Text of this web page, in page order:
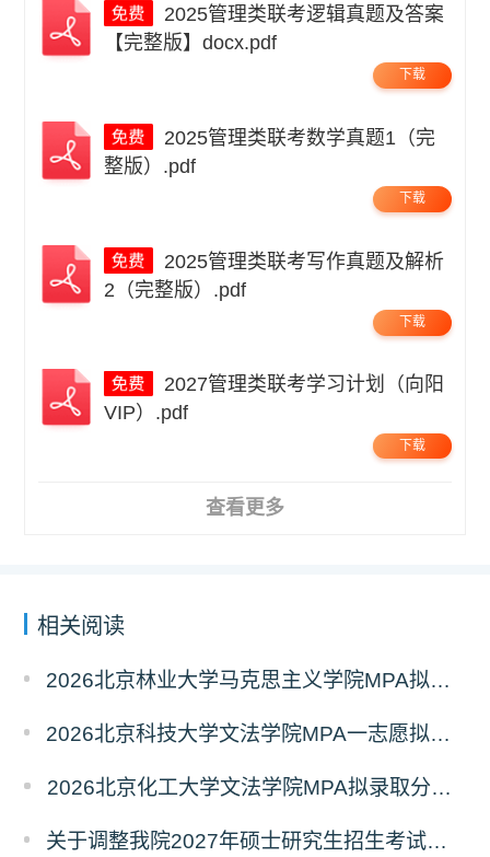
【完整版】docx.pdf
下载
整版）.pdf
下载
2（完整版）.pdf
下载
VIP）.pdf
下载
查看更多
相关阅读
2026北京林业大学马克思主义学院MPA拟录取分析解读
2026北京科技大学文法学院MPA一志愿拟录取分析解读
2026北京化工大学文法学院MPA拟录取分析解读
关于调整我院2027年硕士研究生招生考试科目及参考书的通知